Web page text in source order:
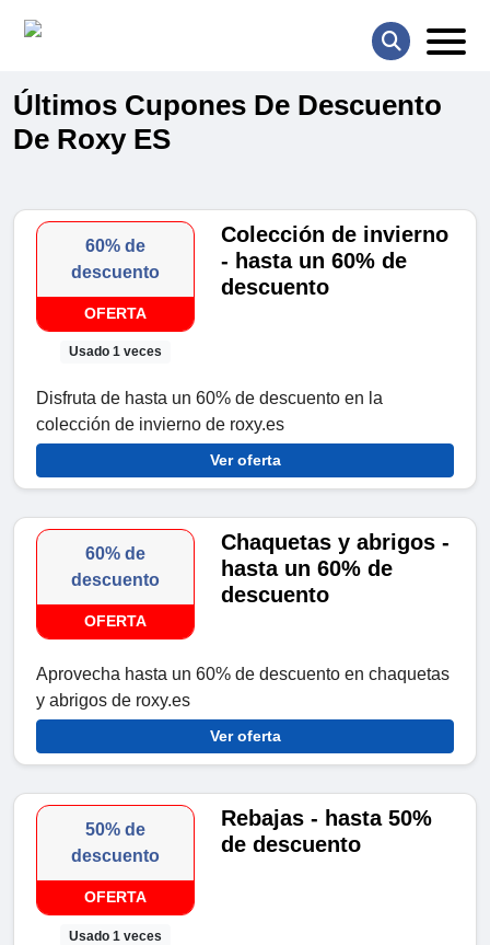
Últimos Cupones De Descuento
De Roxy ES
60% de
descuento
OFERTA
Usado 1 veces
Colección de invierno
- hasta un 60% de
descuento
Disfruta de hasta un 60% de descuento en la
colección de invierno de roxy.es
Ver oferta
60% de
descuento
OFERTA
Chaquetas y abrigos -
hasta un 60% de
descuento
Aprovecha hasta un 60% de descuento en chaquetas
y abrigos de roxy.es
Ver oferta
50% de
descuento
OFERTA
Usado 1 veces
Rebajas - hasta 50%
de descuento